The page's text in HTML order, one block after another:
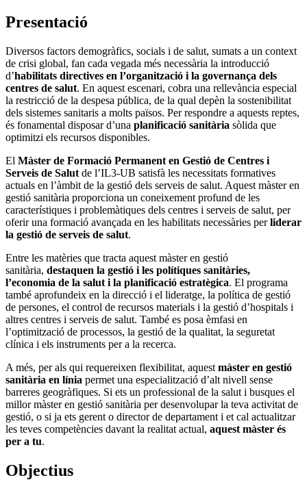
Presentació
Diversos factors demogràfics, socials i de salut, sumats a un context
de crisi global, fan cada vegada més necessària la introducció
d’habilitats directives en l’organització i la governança dels
centres de salut. En aquest escenari, cobra una rellevància especial
la restricció de la despesa pública, de la qual depèn la sostenibilitat
dels sistemes sanitaris a molts països. Per respondre a aquests reptes,
és fonamental disposar d’una planificació sanitària sòlida que
optimitzi els recursos disponibles.
El Màster de Formació Permanent en Gestió de Centres i
Serveis de Salut de l’IL3-UB satisfà les necessitats formatives
actuals en l’àmbit de la gestió dels serveis de salut. Aquest màster en
gestió sanitària proporciona un coneixement profund de les
característiques i problemàtiques dels centres i serveis de salut, per
oferir una formació avançada en les habilitats necessàries perliderar
la gestió de serveis de salut.
Entre les matèries que tracta aquest màster en gestió
sanitària, destaquen la gestió i les polítiques sanitàries,
l’economia de la salut i la planificació estratègica. El programa
també aprofundeix en la direcció i el lideratge, la política de gestió
de persones, el control de recursos materials i la gestió d’hospitals i
altres centres i serveis de salut. També es posa èmfasi en
l’optimització de processos, la gestió de la qualitat, la seguretat
clínica i els instruments per a la recerca.
A més, per als qui requereixen flexibilitat, aquest màster en gestió
sanitària en línia permet una especialització d’alt nivell sense
barreres geogràfiques. Si ets un professional de la salut i busques el
millor màster en gestió sanitària per desenvolupar la teva activitat de
gestió, o si ja ets gerent o director de departament i et cal actualitzar
les teves competències davant la realitat actual, aquest màster és
per a tu.
Objectius